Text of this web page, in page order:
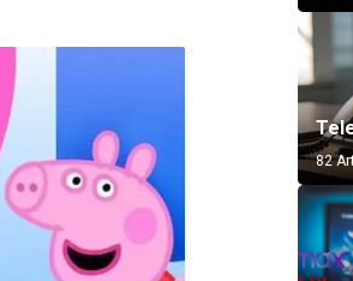
82